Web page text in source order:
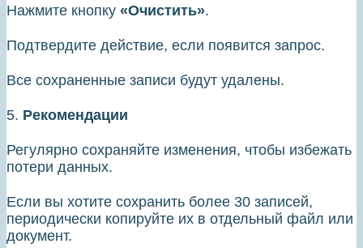
Нажмите кнопку «Очистить».
Подтвердите действие, если появится запрос.
Все сохраненные записи будут удалены.
5. Рекомендации
Регулярно сохраняйте изменения, чтобы избежать
потери данных.
Если вы хотите сохранить более 30 записей,
периодически копируйте их в отдельный файл или
документ.